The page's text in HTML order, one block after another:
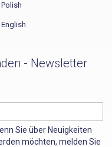
Polish
English
- Newsletter
Sie über Neuigkeiten
möchten, melden Sie